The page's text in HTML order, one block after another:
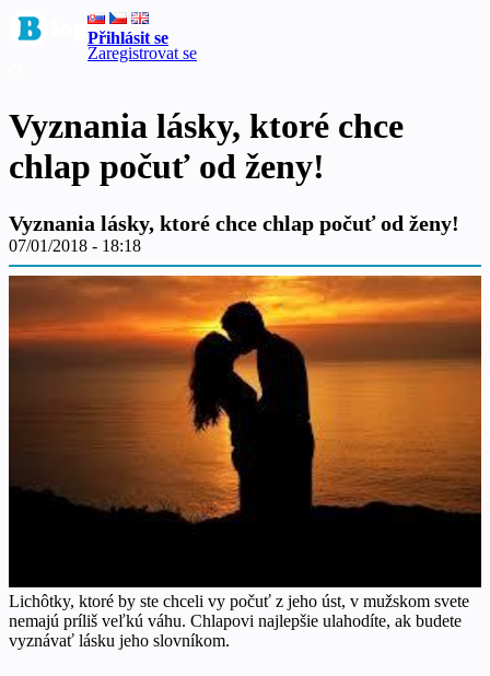
Přihlásit se
Zaregistrovat se
Vyznania lásky, ktoré chce
chlap počuť od ženy!
Vyznania lásky, ktoré chce chlap počuť od ženy!
07/01/2018 - 18:18
Lichôtky, ktoré by ste chceli vy počuť z jeho úst, v mužskom svete
nemajú príliš veľkú váhu. Chlapovi najlepšie ulahodíte, ak budete
vyznávať lásku jeho slovníkom.